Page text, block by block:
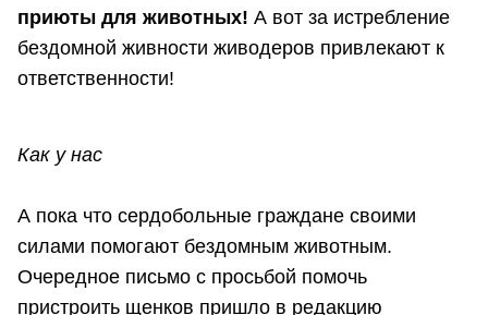
приюты для животных! А вот за истребление
бездомной живности живодеров привлекают к
ответственности!
Как у нас
А пока что сердобольные граждане своими
силами помогают бездомным животным.
Очередное письмо с просьбой помочь
пристроить щенков пришло в редакцию